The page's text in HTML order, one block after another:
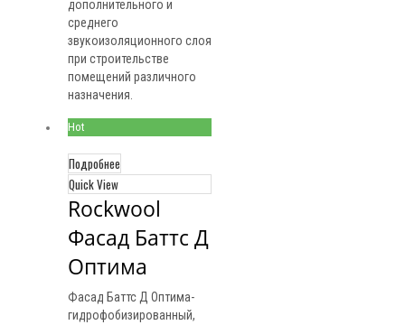
дополнительного и
среднего
звукоизоляционного слоя
при строительстве
помещений различного
назначения.
Hot
Подробнее
Quick View
Rockwool
Фасад Баттс Д
Оптима
Фасад Баттс Д Оптима-
гидрофобизированный,